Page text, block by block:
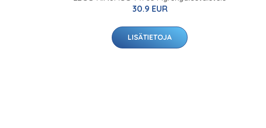
30.9 EUR
LISÄTIETOJA